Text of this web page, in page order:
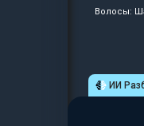
Волосы:
ИИ